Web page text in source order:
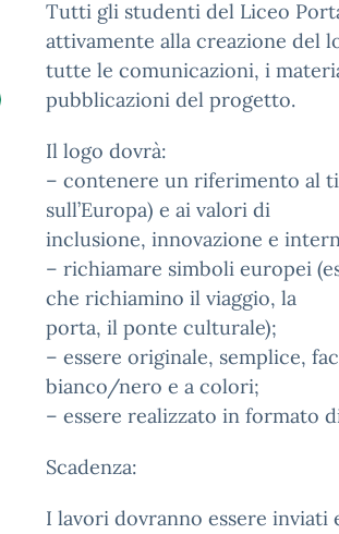
Tutti gli studenti del Liceo
attivamente alla creazione del
tutte le comunicazioni, i
pubblicazioni del progetto.
Il logo dovrà:
– contenere un riferimento al
sull’Europa) e ai valori di
inclusione, innovazione e
– richiamare simboli europei
che richiamino il viaggio, la
porta, il ponte culturale);
– essere originale, semplice,
bianco/nero e a colori;
– essere realizzato in formato
Scadenza:
I lavori dovranno essere inviati